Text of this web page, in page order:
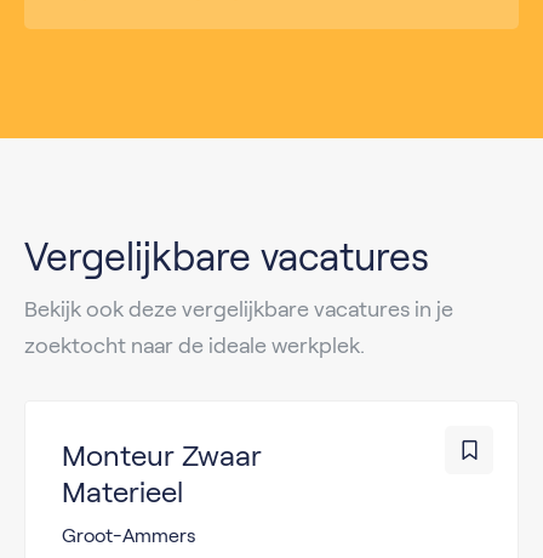
Vergelijkbare vacatures
Bekijk ook deze vergelijkbare vacatures in je
zoektocht naar de ideale werkplek.
Monteur Zwaar
Materieel
Groot-Ammers